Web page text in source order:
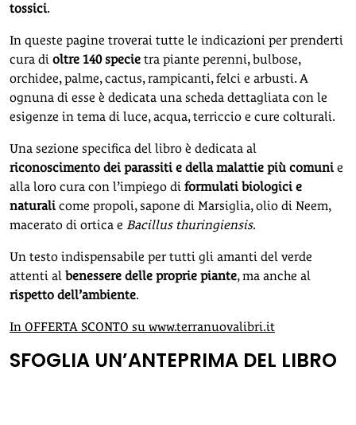
tossici.
In queste pagine troverai tutte le indicazioni per prenderti
cura di oltre 140 specie tra piante perenni, bulbose,
orchidee, palme, cactus, rampicanti, felci e arbusti. A
ognuna di esse è dedicata una scheda dettagliata con le
esigenze in tema di luce, acqua, terriccio e cure colturali.
Una sezione specifica del libro è dedicata al
riconoscimento dei parassiti e della malattie più comuni e
alla loro cura con l’impiego di formulati biologici e
naturali come propoli, sapone di Marsiglia, olio di Neem,
macerato di ortica e Bacillus thuringiensis.
Un testo indispensabile per tutti gli amanti del verde
attenti al benessere delle proprie piante, ma anche al
rispetto dell’ambiente.
In OFFERTA SCONTO su www.terranuovalibri.it
SFOGLIA UN’ANTEPRIMA DEL LIBRO